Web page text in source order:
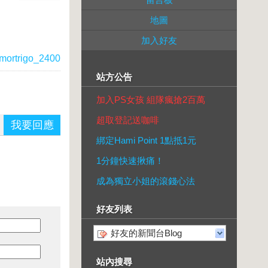
我要回應
地圖
加入好友
站方公告
加入PS女孩 組隊瘋搶2百萬
超取登記送咖啡
綁定Hami Point 1點抵1元
1分鐘快速揪痛！
成為獨立小姐的滾錢心法
好友列表
好友的新聞台Blog
站內搜尋